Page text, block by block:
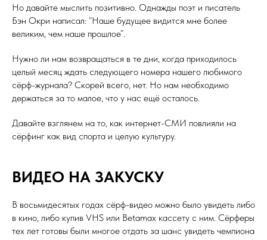
Но давайте мыслить позитивно. Однажды поэт и писатель
Бэн Окри написал: “Наше будущее видится мне более
великим, чем наше прошлое”.
Нужно ли нам возвращаться в те дни, когда приходилось
целый месяц ждать следующего номера нашего любимого
сёрф-журнала? Скорей всего, нет. Но нам необходимо
держаться за то малое, что у нас ещё осталось.
Давайте взглянем на то, как интернет-СМИ повлияли на
сёрфинг как вид спорта и целую культуру.
ВИДЕО НА ЗАКУСКУ
В восьмидесятых годах сёрф-видео можно было увидеть либо
в кино, либо купив VHS или Betamax кассету с ним. Сёрферы
тех лет готовы были многое отдать за шанс увидеть чемпиона